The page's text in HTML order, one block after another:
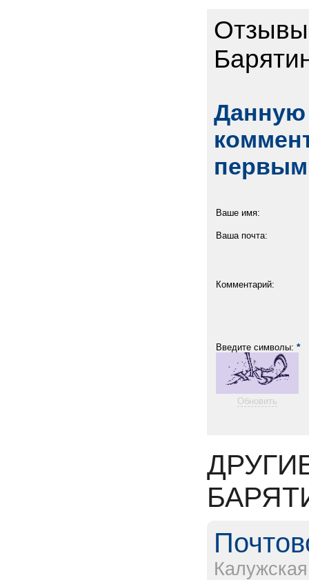
Отзывы
Данную
Ваше имя:
Ваша почта:
Комментарий:
Введите символы: *
Обновить